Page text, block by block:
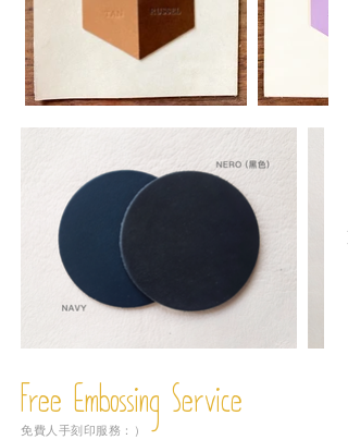
Free Embossing Service
免費人手刻印服務：）